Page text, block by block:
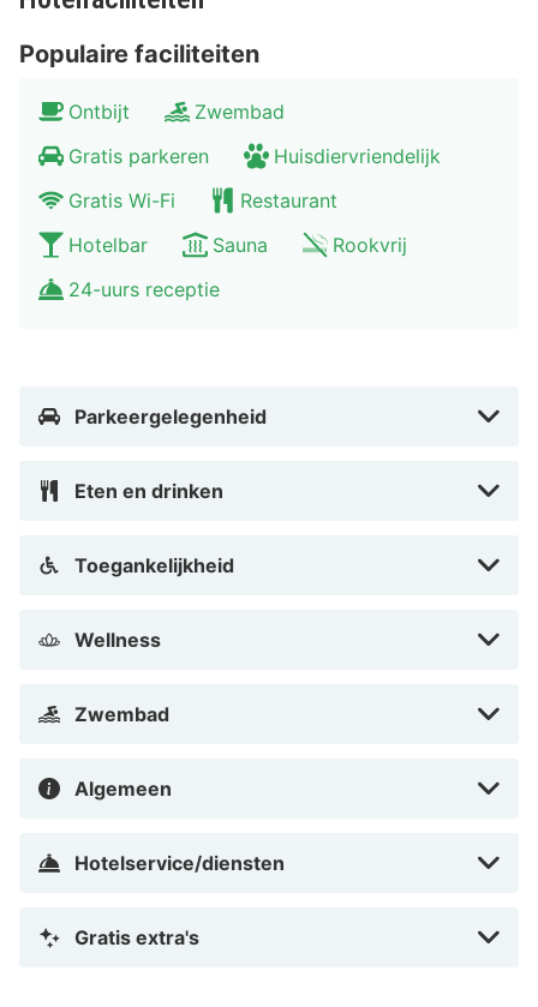
Haguenau het Elzas Museum, dat is gewijd aan de
geschiedenis en cultuur van het gebied.
Populaire faciliteiten
Ontbijt
Zwembad
Gratis parkeren
Huisdiervriendelijk
Gratis Wi-Fi
Restaurant
Hotelbar
Sauna
Rookvrij
24-uurs receptie
Parkeergelegenheid
Eten en drinken
Toegankelijkheid
Wellness
Zwembad
Algemeen
Hotelservice/diensten
Gratis extra's